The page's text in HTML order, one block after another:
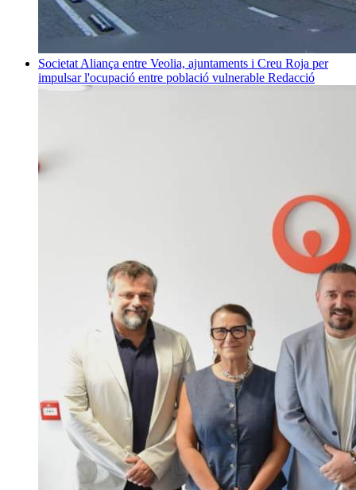
Societat Aliança entre Veolia, ajuntaments i Creu Roja per
impulsar l'ocupació entre població vulnerable Redacció